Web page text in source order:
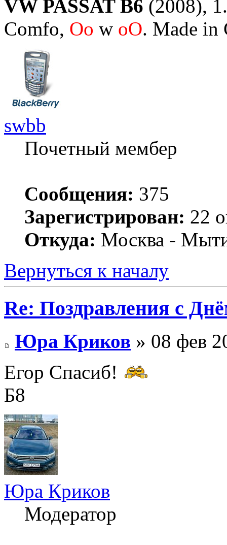
VW PASSAT B6 (2008),
Comfo, Oo w oO. Made in
swbb
Почетный мембер
Сообщения: 375
Зарегистрирован: 22
Откуда: Москва -
Вернуться к началу
Re: Поздравления с
Юра Криков » 08 фев
Егор Спасиб!
Б8
Юра Криков
Модератор